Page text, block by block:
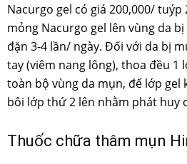
Nacurgo gel có giá 200,000/ tuýp
mỏng Nacurgo gel lên vùng da
đặn 3-4 lần/ ngày. Đối với da bị
tay (viêm nang lông), thoa đều 1
toàn bộ vùng da mụn, để lớp gel
bôi lớp thứ 2 lên nhằm phát huy
Thuốc chữa thâm mụn